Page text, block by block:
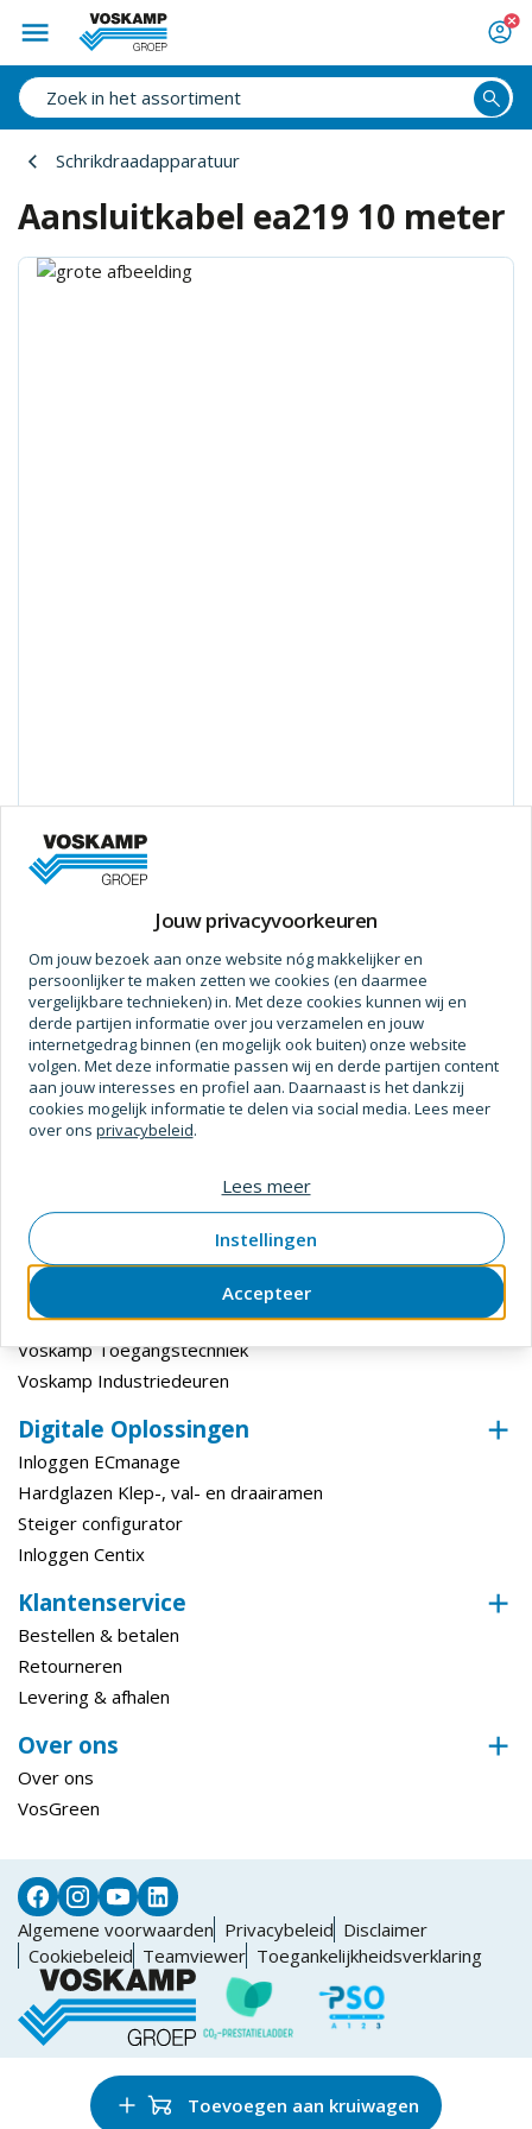
Schrikdraadapparatuur
Aansluitkabel ea219 10 meter
Merk: Assa Abloy
| Verpakt per
Assa Abloy aansluitkabel 10 meter.
Prijs op aanvraag
Toevoegen aan kruiwagen
Voskamp Bouw en Industrie
Voskamp Industrietechniek
Voskamp Beveiligingstechniek
Voskamp Duurzaam
Voskamp Aluminium
Voskamp Toegangstechniek
Voskamp Industriedeuren
Digitale Oplossingen
Inloggen ECmanage
Hardglazen Klep-, val- en draairamen
Steiger configurator
Inloggen Centix
Klantenservice
Bestellen & betalen
Retourneren
Levering & afhalen
Over ons
Over ons
VosGreen
Algemene voorwaarden Privacybeleid Disclaimer
Cookiebeleid Teamviewer Toegankelijkheidsverklaring
Jouw privacyvoorkeuren
Om jouw bezoek aan onze website nóg makkelijker en
persoonlijker te maken zetten we cookies (en daarmee
vergelijkbare technieken) in. Met deze cookies kunnen wij en
derde partijen informatie over jou verzamelen en jouw
internetgedrag binnen (en mogelijk ook buiten) onze website
volgen. Met deze informatie passen wij en derde partijen content
aan jouw interesses en profiel aan. Daarnaast is het dankzij
cookies mogelijk informatie te delen via social media. Lees meer
over ons privacybeleid.
Accepteer
Instellingen
Lees meer